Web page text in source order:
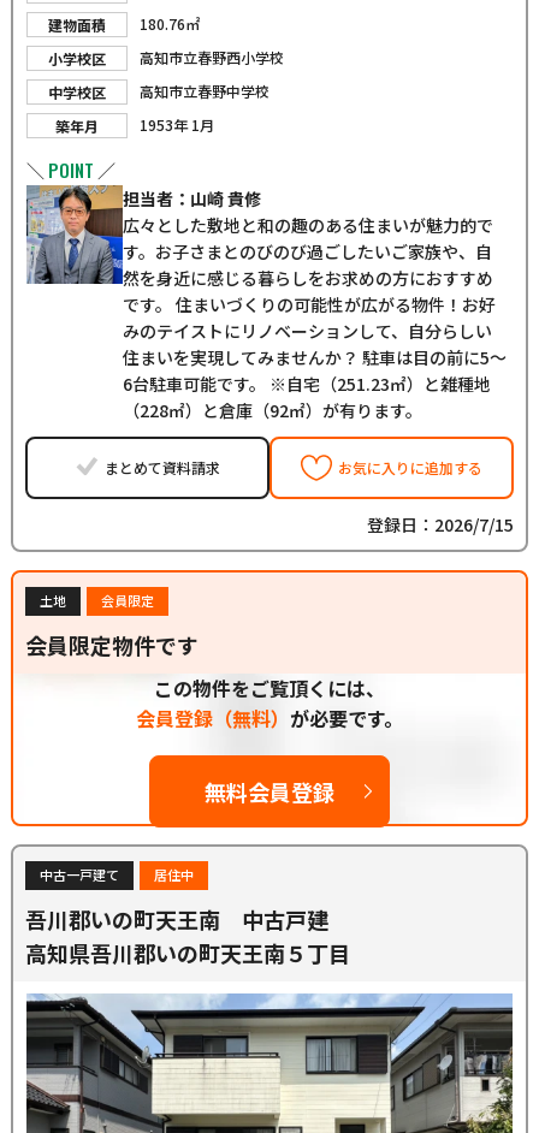
建物面積
180.76㎡
小学校区
高知市立春野西小学校
中学校区
高知市立春野中学校
築年月
1953年 1月
＼ POINT ／
担当者：山崎 貴修
広々とした敷地と和の趣のある住まいが魅力的で
す。お子さまとのびのび過ごしたいご家族や、自
然を身近に感じる暮らしをお求めの方におすすめ
です。 住まいづくりの可能性が広がる物件！お好
みのテイストにリノベーションして、自分らしい
住まいを実現してみませんか？ 駐車は目の前に5～
6台駐車可能です。 ※自宅（251.23㎡）と雑種地
（228㎡）と倉庫（92㎡）が有ります。
まとめて資料請求 お気に入りに追加する
登録日：2026/7/15
土地 会員限定
会員限定物件です
この物件をご覧頂くには、
会員登録（無料） が必要です。
無料会員登録
中古一戸建て 居住中
吾川郡いの町天王南 中古戸建
高知県吾川郡いの町天王南５丁目